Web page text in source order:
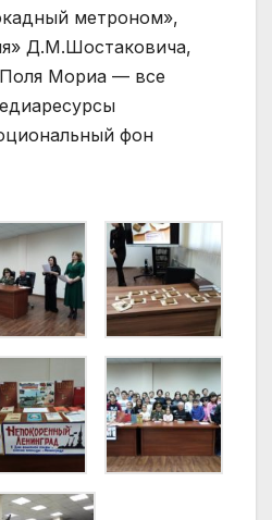
метроном»,
Д.М.Шостаковича,
Мориа — все
фон